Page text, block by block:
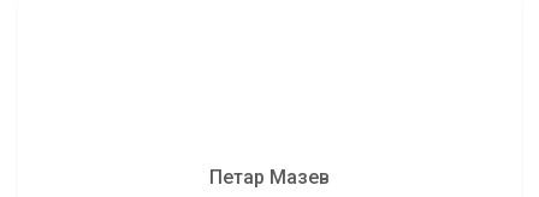
Петар Мазев
Петар Попчев